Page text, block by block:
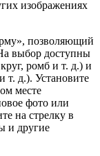
изображениях
позволяющий
выбор доступны
ромб и т. д.) и
т. д.). Установите
месте
фото или
на стрелку в
и другие